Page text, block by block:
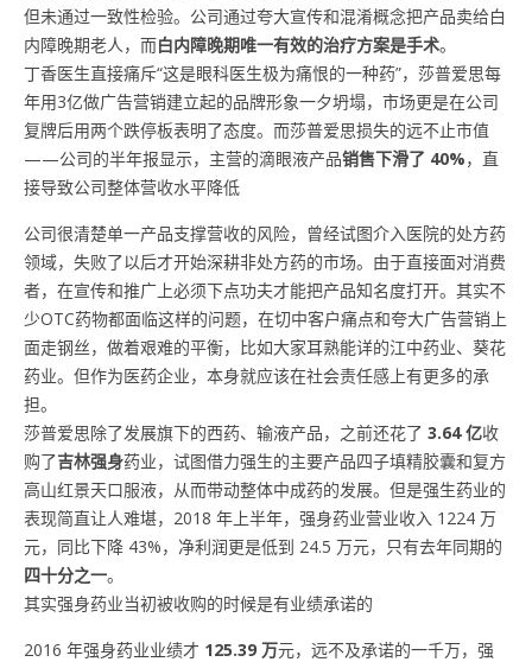
但未通过一致性检验。公司通过夸大宣传和混淆概念把产品卖给白
内障晚期老人，而白内障晚期唯一有效的治疗方案是手术。
丁香医生直接痛斥“这是眼科医生极为痛恨的一种药”，莎普爱思每
年用3亿做广告营销建立起的品牌形象一夕坍塌，市场更是在公司
复牌后用两个跌停板表明了态度。而莎普爱思损失的远不止市值
——公司的半年报显示，主营的滴眼液产品销售下滑了 40%，直
接导致公司整体营收水平降低
公司很清楚单一产品支撑营收的风险，曾经试图介入医院的处方药
领域，失败了以后才开始深耕非处方药的市场。由于直接面对消费
者，在宣传和推广上必须下点功夫才能把产品知名度打开。其实不
少OTC药物都面临这样的问题，在切中客户痛点和夸大广告营销上
面走钢丝，做着艰难的平衡，比如大家耳熟能详的江中药业、葵花
药业。但作为医药企业，本身就应该在社会责任感上有更多的承
担。
莎普爱思除了发展旗下的西药、输液产品，之前还花了 3.64 亿收
购了吉林强身药业，试图借力强生的主要产品四子填精胶囊和复方
高山红景天口服液，从而带动整体中成药的发展。但是强生药业的
表现简直让人难堪，2018 年上半年，强身药业营业收入 1224 万
元，同比下降 43%，净利润更是低到 24.5 万元，只有去年同期的
四十分之一。
其实强身药业当初被收购的时候是有业绩承诺的
2016 年强身药业业绩才 125.39 万元，远不及承诺的一千万，强